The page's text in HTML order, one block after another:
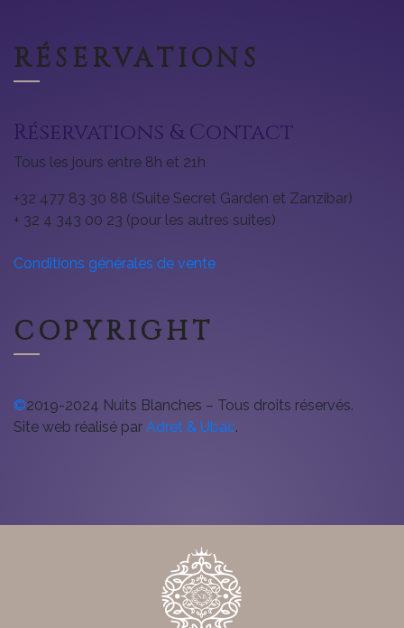
RÉSERVATIONS
Réservations & Contact
Tous les jours entre 8h et 21h
+32 477 83 30 88 (Suite Secret Garden et Zanzibar)
+ 32 4 343 00 23 (pour les autres suites)
Conditions générales de vente
COPYRIGHT
©2019-2024 Nuits Blanches – Tous droits réservés.
Site web réalisé par Adret & Ubac.